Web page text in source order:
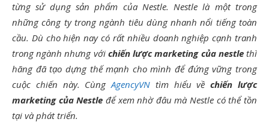
từng sử dụng sản phẩm của Nestle. Nestle là một trong
những công ty trong ngành tiêu dùng nhanh nổi tiếng toàn
cầu. Dù cho hiện nay có rất nhiều doanh nghiệp cạnh tranh
trong ngành nhưng với chiến lược marketing của nestlethì
hãng đã tạo dựng thế mạnh cho mình để đứng vững trong
cuộc chiến này. CùngAgencyVN tìm hiểu vềchiến lược
marketing của Nestle để xem nhờ đâu mà Nestle có thể tồn
tại và phát triển.